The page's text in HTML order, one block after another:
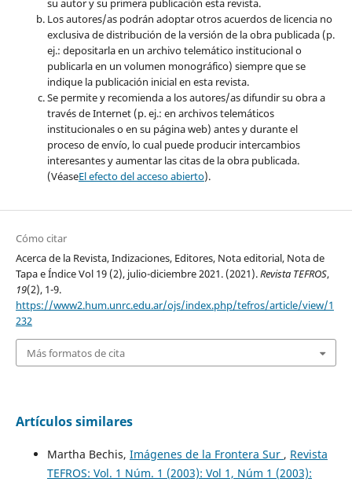
su autor y su primera publicación esta revista.
Los autores/as podrán adoptar otros acuerdos de licencia no
exclusiva de distribución de la versión de la obra publicada (p.
ej.: depositarla en un archivo telemático institucional o
publicarla en un volumen monográfico) siempre que se
indique la publicación inicial en esta revista.
Se permite y recomienda a los autores/as difundir su obra a
través de Internet (p. ej.: en archivos telemáticos
institucionales o en su página web) antes y durante el
proceso de envío, lo cual puede producir intercambios
interesantes y aumentar las citas de la obra publicada.
(VéaseEl efecto del acceso abierto).
Cómo citar
Acerca de la Revista, Indizaciones, Editores, Nota editorial, Nota de
Tapa e Índice Vol 19 (2), julio-diciembre 2021. (2021).Revista TEFROS,
19(2), 1-9.
https://www2.hum.unrc.edu.ar/ojs/index.php/tefros/article/view/1
232
Más formatos de cita
Artículos similares
Martha Bechis, Imágenes de la Frontera Sur , Revista
TEFROS: Vol. 1 Núm. 1 (2003): Vol 1, Núm 1 (2003):